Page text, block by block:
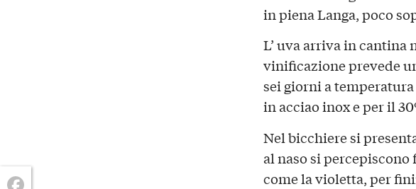
in piena Langa, poco
L’ uva arriva in cantina
vinificazione prevede
sei giorni a
in acciao inox e per il
Nel bicchiere si
al naso si
come la violetta, per